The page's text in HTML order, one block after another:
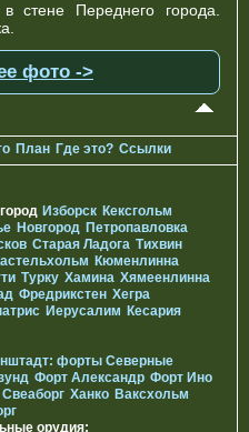
стене Переднего города.
фото ->
План Где это? Ссылки
Изборск Кексгольм
Новгород Петропавловка
Старая Ладога Тихвин
Кюменлинна
Турку Хамина Хямеенлинна
Фредрикстен Хегра
Иерусалим Кесария
форты Северные
Форт Александр Форт Ино
Свеаборг Ханко Ваксхольм
орудия: